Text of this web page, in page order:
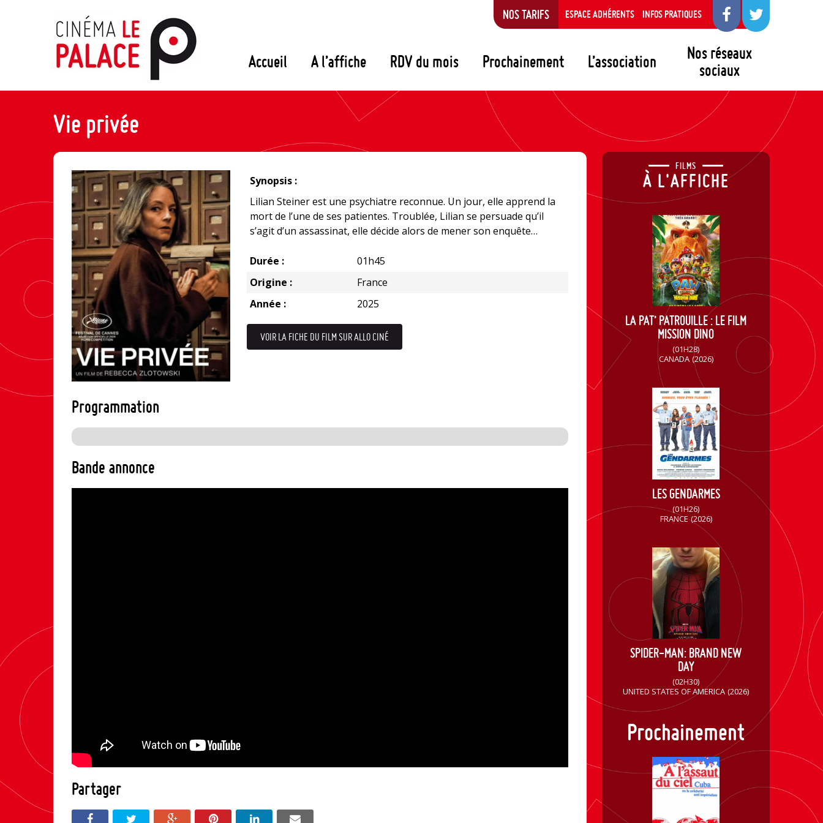
Accueil A l’affiche RDV du mois Prochainement L’association
Nos réseaux
sociaux
NOS TARIFS ESPACE ADHÉRENTS INFOS PRATIQUES
Vie privée
Synopsis :
Lilian Steiner est une psychiatre reconnue. Un jour, elle apprend la
mort de l’une de ses patientes. Troublée, Lilian se persuade qu’il
s’agit d’un assassinat, elle décide alors de mener son enquête…
Durée :
01h45
Origine :
France
Année :
2025
VOIR LA FICHE DU FILM SUR ALLO CINÉ
Programmation
Bande annonce
Partager
FILMS
À L'AFFICHE
LA PAT’ PATROUILLE : LE FILM
MISSION DINO
(01H28)
CANADA (2026)
LES GENDARMES
(01H26)
FRANCE (2026)
SPIDER-MAN: BRAND NEW
DAY
(02H30)
UNITED STATES OF AMERICA (2026)
Prochainement